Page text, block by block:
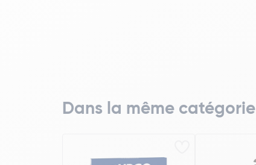
Dans la même catégorie